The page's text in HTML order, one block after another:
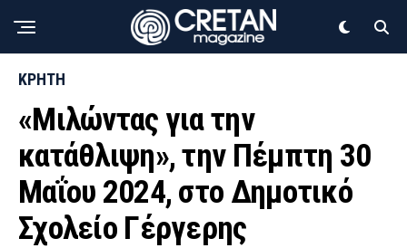
ΚΡΗΤΗ
«Μιλώντας για την
κατάθλιψη», την Πέμπτη 30
Μαΐου 2024, στο Δημοτικό
Σχολείο Γέργερης